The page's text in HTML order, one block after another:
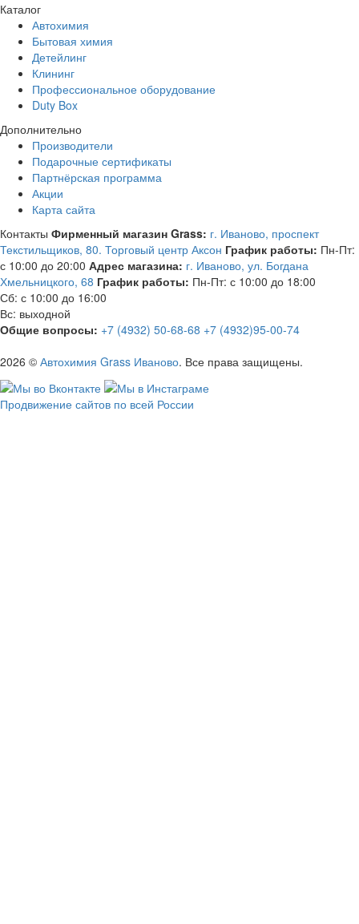
Каталог
Автохимия
Бытовая химия
Детейлинг
Клининг
Профессиональное оборудование
Duty Box
Дополнительно
Производители
Подарочные сертификаты
Партнёрская программа
Акции
Карта сайта
Контакты Фирменный магазин Grass: г. Иваново, проспект
Текстильщиков, 80. Торговый центр Аксон График работы: Пн-Пт:
с 10:00 до 20:00 Адрес магазина: г. Иваново, ул. Богдана
Хмельницкого, 68 График работы: Пн-Пт: с 10:00 до 18:00
Сб: с 10:00 до 16:00
Вс: выходной
Общие вопросы: +7 (4932) 50-68-68 +7 (4932)95-00-74
2026 © Автохимия Grass Иваново. Все права защищены.
Продвижение сайтов по всей России